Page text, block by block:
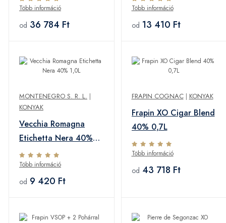
Több információ
od 36 784 Ft
Több információ
od 13 410 Ft
MONTENEGRO S. R. L. |
KONYAK
Vecchia Romagna
Etichetta Nera 40%
1,0L
Több információ
od 9 420 Ft
FRAPIN COGNAC| KONYAK
Frapin XO Cigar Blend
40% 0,7L
Több információ
od 43 718 Ft